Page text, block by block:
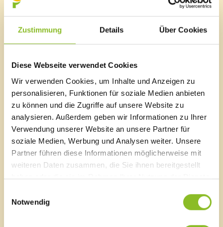
Zustimmung Details Über Cookies
Diese Webseite verwendet Cookies
Wir verwenden Cookies, um Inhalte und Anzeigen zu
personalisieren, Funktionen für soziale Medien anbieten
zu können und die Zugriffe auf unsere Website zu
analysieren. Außerdem geben wir Informationen zu Ihrer
Verwendung unserer Website an unsere Partner für
soziale Medien, Werbung und Analysen weiter. Unsere
Partner führen diese Informationen möglicherweise mit
weiteren Daten zusammen, die Sie ihnen bereitgestellt
haben oder die sie im Rahmen Ihrer Nutzung der Dienste
Notwendig
Kindergärten
Kinderbetreuung
Schulen
Sozialzentrum
Schwimmbad Felsenau
Gemeindearchiv
4. Standort festlegen: In der App können sie den
genauen Standort
definieren, das hilft uns das Anliegen schneller zu
5. Abschicken: Abschließend auf „Anliegen
übermitteln“ klicken. Das
Anliegen wird automatisch an die zuständige Person
weitergeleitet, die es dann schnell bearbeiten kann.
Marktgemeinde Frastanz
Sägenplatz 1
A-6820 Frastanz, Österreich
Lageplan
T0043 5522 51534-0